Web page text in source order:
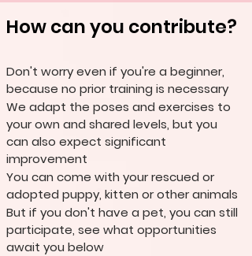
How can you contribute?
Don't worry even if you're a beginner,
because no prior training is necessary
We adapt the poses and exercises to
your own and shared levels, but you
can also expect significant
improvement
You can come with your rescued or
adopted puppy, kitten or other animals
But if you don't have a pet, you can still
participate, see what opportunities
await you below